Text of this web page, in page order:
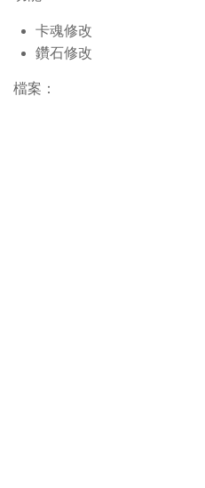
卡魂修改
鑽石修改
檔案：